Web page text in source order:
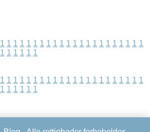
1 1 1 1 1 1 1 1 1 1 1 1 1 1 1 1 1 1 1 1 1 1
1 1 1 1 1 1
1 1 1 1 1 1 1 1 1 1 1 1 1 1 1 1 1 1 1 1 1 1
1 1 1 1 1 1